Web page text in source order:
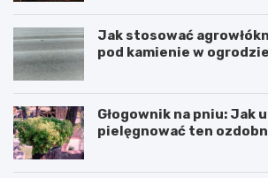
Jak stosować
pod kamienie w ogrodzie
Głogownik na pniu: Jak
pielęgnować ten